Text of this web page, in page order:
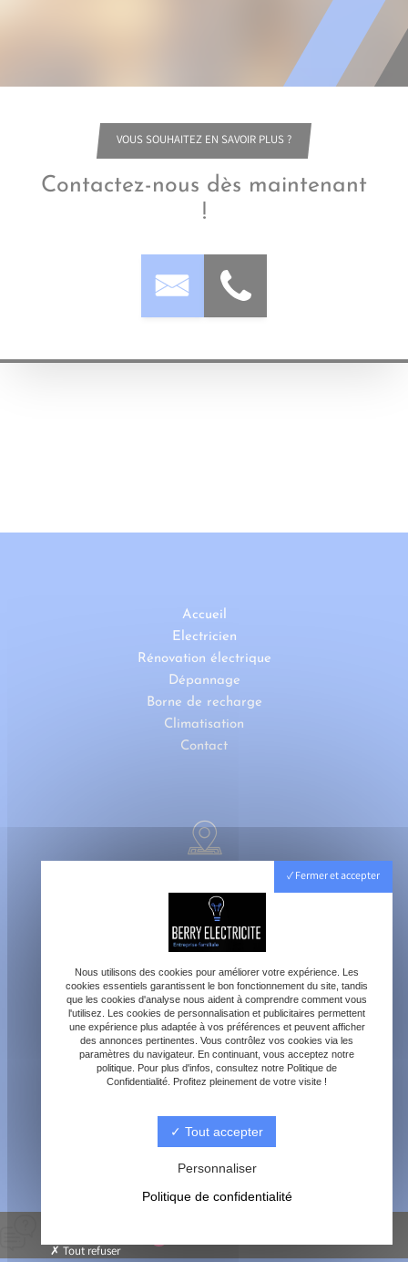
VOUS SOUHAITEZ EN SAVOIR PLUS ?
Contactez-nous dès maintenant
!
Accueil
Electricien
Rénovation électrique
Dépannage
Borne de recharge
Climatisation
Contact
contact@berry-electricite.fr
06 70 40 09 29
Fermer et accepter
Nous utilisons des cookies pour améliorer votre expérience. Les
cookies essentiels garantissent le bon fonctionnement du site, tandis
que les cookies d'analyse nous aident à comprendre comment vous
l'utilisez. Les cookies de personnalisation et publicitaires permettent
une expérience plus adaptée à vos préférences et peuvent afficher
des annonces pertinentes. Vous contrôlez vos cookies via les
paramètres du navigateur. En continuant, vous acceptez notre
politique. Pour plus d'infos, consultez notre Politique de
Confidentialité. Profitez pleinement de votre visite !
Tout accepter
Personnaliser
Politique de confidentialité
Tout refuser